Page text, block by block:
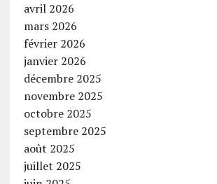
avril 2026
mars 2026
février 2026
janvier 2026
décembre 2025
novembre 2025
octobre 2025
septembre 2025
août 2025
juillet 2025